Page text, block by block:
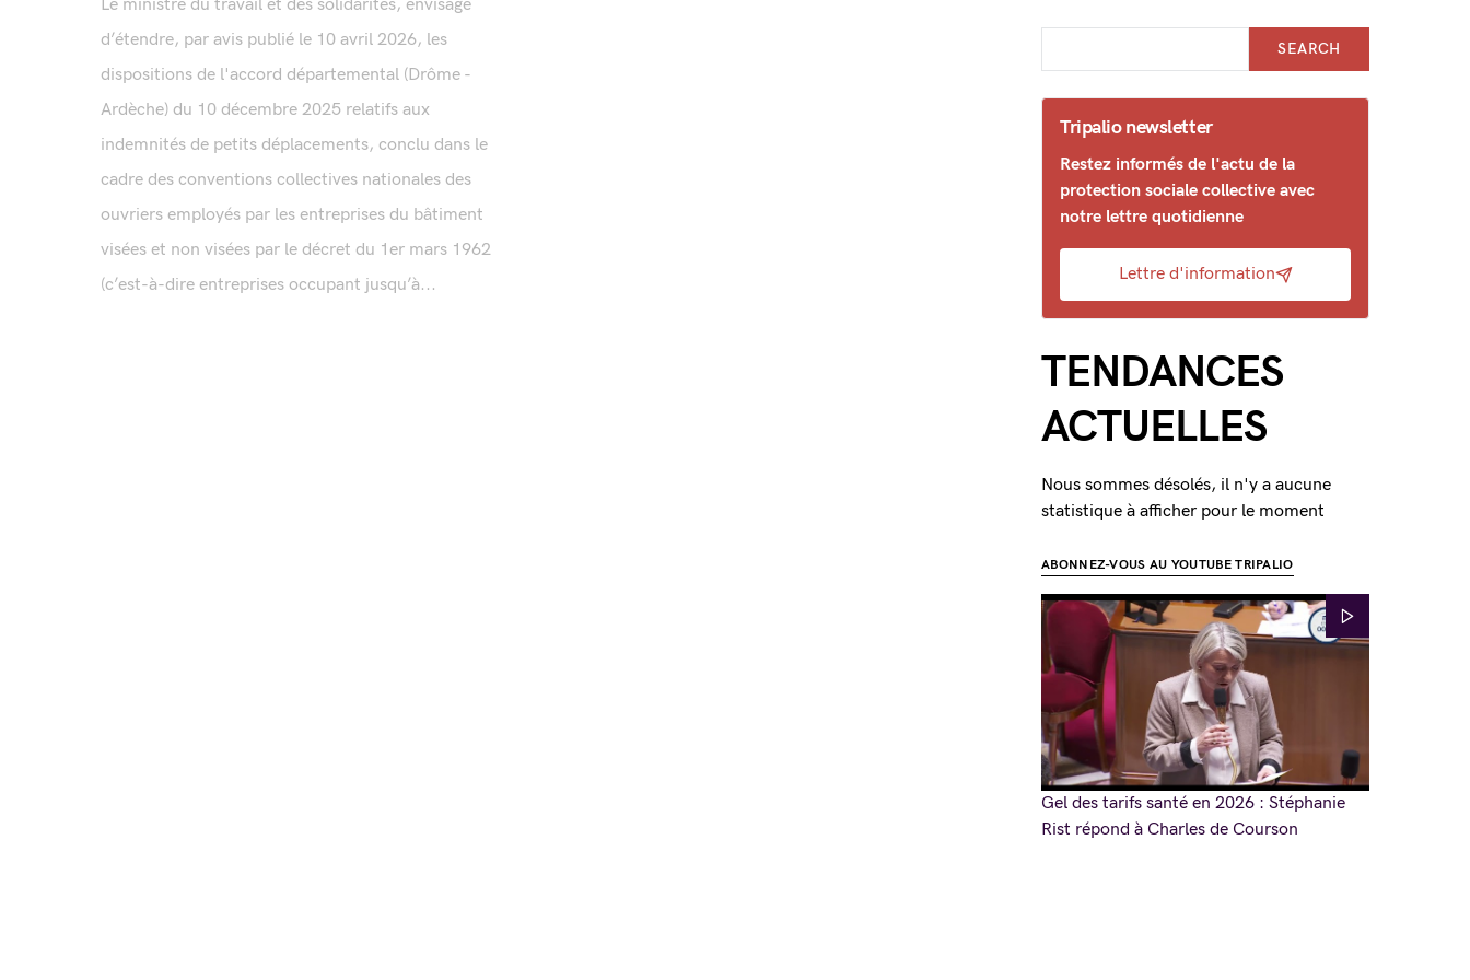
Le ministre du travail et des solidarités, envisage
d’étendre, par avis publié le 10 avril 2026, les
dispositions de l'accord départemental (Drôme -
Ardèche) du 10 décembre 2025 relatifs aux
indemnités de petits déplacements, conclu dans le
cadre des conventions collectives nationales des
ouvriers employés par les entreprises du bâtiment
visées et non visées par le décret du 1er mars 1962
(c’est-à-dire entreprises occupant jusqu’à...
SEARCH
Tripalio newsletter
Restez informés de l'actu de la
protection sociale collective avec
notre lettre quotidienne
Lettre d'information
TENDANCES
ACTUELLES
Nous sommes désolés, il n'y a aucune
statistique à afficher pour le moment
ABONNEZ-VOUS AU YOUTUBE TRIPALIO
Gel des tarifs santé en 2026 : Stéphanie
Rist répond à Charles de Courson